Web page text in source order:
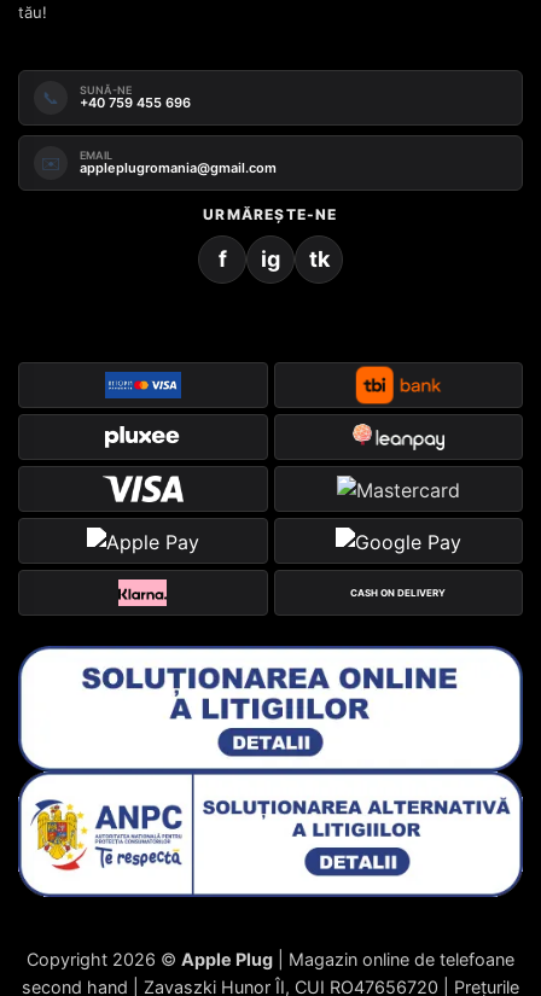
tău!
📞 SUNĂ-NE
+40 759 455 696
✉️ EMAIL
appleplugromania@gmail.com
URMĂREȘTE-NE
f ig tk
CASH ON DELIVERY
Copyright 2026 © Apple Plug | Magazin online de telefoane
second hand | Zavaszki Hunor ÎI, CUI RO47656720 | Prețurile